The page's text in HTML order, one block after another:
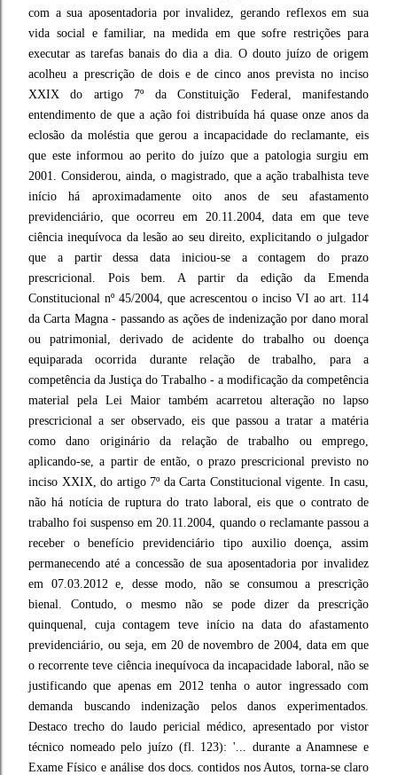
com a sua aposentadoria por invalidez, gerando reflexos em sua
vida social e familiar, na medida em que sofre restrições para
executar as tarefas banais do dia a dia. O douto juízo de origem
acolheu a prescrição de dois e de cinco anos prevista no inciso
XXIX do artigo 7º da Constituição Federal, manifestando
entendimento de que a ação foi distribuída há quase onze anos da
eclosão da moléstia que gerou a incapacidade do reclamante, eis
que este informou ao perito do juízo que a patologia surgiu em
2001. Considerou, ainda, o magistrado, que a ação trabalhista teve
início há aproximadamente oito anos de seu afastamento
previdenciário, que ocorreu em 20.11.2004, data em que teve
ciência inequívoca da lesão ao seu direito, explicitando o julgador
que a partir dessa data iniciou-se a contagem do prazo
prescricional. Pois bem. A partir da edição da Emenda
Constitucional nº 45/2004, que acrescentou o inciso VI ao art. 114
da Carta Magna - passando as ações de indenização por dano moral
ou patrimonial, derivado de acidente do trabalho ou doença
equiparada ocorrida durante relação de trabalho, para a
competência da Justiça do Trabalho - a modificação da competência
material pela Lei Maior também acarretou alteração no lapso
prescricional a ser observado, eis que passou a tratar a matéria
como dano originário da relação de trabalho ou emprego,
aplicando-se, a partir de então, o prazo prescricional previsto no
inciso XXIX, do artigo 7º da Carta Constitucional vigente. In casu,
não há notícia de ruptura do trato laboral, eis que o contrato de
trabalho foi suspenso em 20.11.2004, quando o reclamante passou a
receber o benefício previdenciário tipo auxilio doença, assim
permanecendo até a concessão de sua aposentadoria por invalidez
em 07.03.2012 e, desse modo, não se consumou a prescrição
bienal. Contudo, o mesmo não se pode dizer da prescrição
quinquenal, cuja contagem teve início na data do afastamento
previdenciário, ou seja, em 20 de novembro de 2004, data em que
o recorrente teve ciência inequívoca da incapacidade laboral, não se
justificando que apenas em 2012 tenha o autor ingressado com
demanda buscando indenização pelos danos experimentados.
Destaco trecho do laudo pericial médico, apresentado por vistor
técnico nomeado pelo juízo (fl. 123): '... durante a Anamnese e
Exame Físico e análise dos docs. contidos nos Autos, torna-se claro